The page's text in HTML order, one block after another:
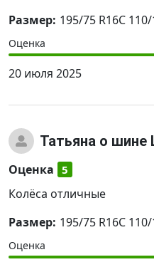
Размер: 195/75 R16C
Оценка
20 июля 2025
Татьяна о шине
Оценка 5
Колёса отличные
Размер: 195/75 R16C
Оценка